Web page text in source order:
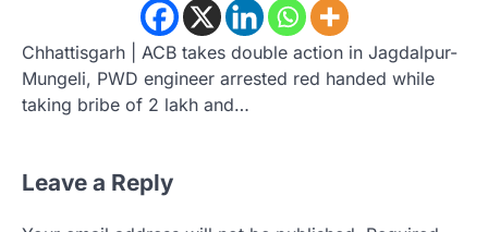
Chhattisgarh | ACB takes double action in Jagdalpur-
Mungeli, PWD engineer arrested red handed while
taking bribe of 2 lakh and…
Leave a Reply